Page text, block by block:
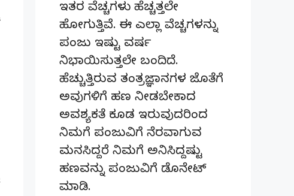
ಇತರ ವೆಚ್ಚಗಳು ಹೆಚ್ಚತ್ತಲೇ
ಹೋಗುತ್ತಿವೆ. ಈ ಎಲ್ಲಾ ವೆಚ್ಚಗಳನ್ನು
ಪಂಜು ಇಷ್ಟು ವರ್ಷ
ನಿಭಾಯಿಸುತ್ತಲೇ ಬಂದಿದೆ.
ಹೆಚ್ಚುತ್ತಿರುವ ತಂತ್ರಜ್ಞಾನಗಳ ಜೊತೆಗೆ
ಅವುಗಳಿಗೆ ಹಣ ನೀಡಬೇಕಾದ
ಅವಶ್ಯಕತೆ ಕೂಡ ಇರುವುದರಿಂದ
ನಿಮಗೆ ಪಂಜುವಿಗೆ ನೆರವಾಗುವ
ಮನಸಿದ್ದರೆ ನಿಮಗೆ ಅನಿಸಿದ್ದಷ್ಟು
ಹಣವನ್ನು ಪಂಜುವಿಗೆ ಡೊನೇಟ್‌
ಮಾಡಿ.